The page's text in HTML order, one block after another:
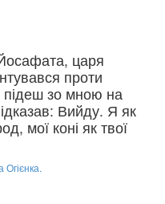
царя
проти
зо мною на
Вийду. Я як
мої коні як твої
Огієнка.